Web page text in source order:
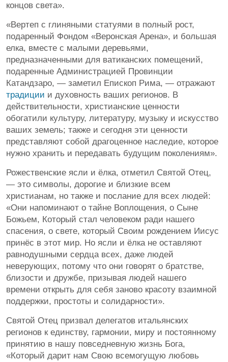
концов света».
«Вертеп с глиняными статуями в полный рост,
подаренный Фондом «Веронская Арена», и большая
елка, вместе с малыми деревьями,
предназначенными для ватиканских помещений,
подаренные Администрацией Провинции
Катандзаро, — заметил Епископ Рима, — отражают
традиции и духовность ваших регионов. В
действительности, христианские ценности
обогатили культуру, литературу, музыку и искусство
ваших земель; также и сегодня эти ценности
представляют собой драгоценное наследие, которое
нужно хранить и передавать будущим поколениям».
Рожественские ясли и ёлка, отметил Святой Отец,
— это символы, дорогие и близкие всем
христианам, но также и послание для всех людей:
«Они напоминают о тайне Воплощения, о Сыне
Божьем, Который стал человеком ради нашего
спасения, о свете, который Своим рождением Иисус
принёс в этот мир. Но ясли и ёлка не оставляют
равнодушными сердца всех, даже людей
неверующих, потому что они говорят о братстве,
близости и дружбе, призывая людей нашего
времени открыть для себя заново красоту взаимной
поддержки, простоты и солидарности».
Святой Отец призвал делегатов итальянских
регионов к единству, гармонии, миру и постоянному
принятию в нашу повседневную жизнь Бога,
«Который дарит нам Свою всемогущую любовь